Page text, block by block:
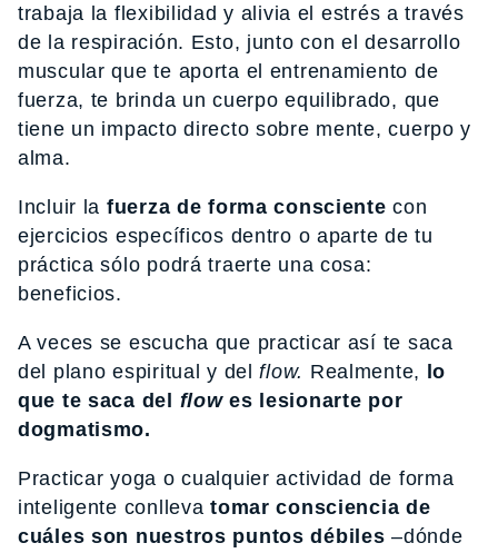
trabaja la flexibilidad y alivia el estrés a través
de la respiración. Esto, junto con el desarrollo
muscular que te aporta el entrenamiento de
fuerza, te brinda un cuerpo equilibrado, que
tiene un impacto directo sobre mente, cuerpo y
alma.
Incluir la fuerza de forma consciente con
ejercicios específicos dentro o aparte de tu
práctica sólo podrá traerte una cosa:
beneficios.
A veces se escucha que practicar así te saca
del plano espiritual y delflow. Realmente,
lo
que te saca del flowes lesionarte por
dogmatismo.
Practicar yoga o cualquier actividad de forma
inteligente conllevatomar consciencia de
cuáles son nuestros puntos débiles –dónde